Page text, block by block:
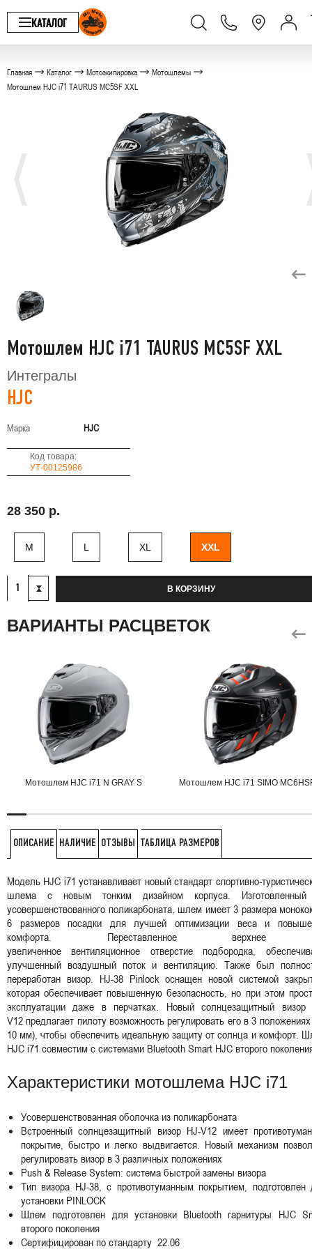
КАТАЛОГ
Главная Каталог Мотоэкипировка
Мотошлемы
Мотошлем HJC i71 TAURUS MC5SF XXL
Мотошлем HJC i71 TAURUS MC5SF XXL
Интегралы
HJC
Марка HJC
Код товара:
УТ-00125986
28 350 р.
M L XL XXL
В КОРЗИНУ
ВАРИАНТЫ РАСЦВЕТОК
Мотошлем HJC i71 N GRAY S Мотошлем HJC i71 SIMO
ОПИСАНИЕ НАЛИЧИЕ ОТЗЫВЫ ТАБЛИЦА РАЗМЕРОВ
Модель HJC i71 устанавливает новый стандарт спортивно-
шлема с новым тонким дизайном корпуса.
усовершенствованного поликарбоната, шлем имеет 3 размера
6 размеров посадки для лучшей оптимизации веса и
комфорта. Переставленное
увеличенное вентиляционное отверстие подбородка,
улучшенный воздушный поток и вентиляцию. Также был
переработан визор. HJ-38 Pinlock оснащен новой системой
которая обеспечивает повышенную безопасность, но при этом
эксплуатации даже в перчатках. Новый солнцезащитный визор
V12 предлагает пилоту возможность регулировать его в 3
10 мм), чтобы обеспечить идеальную защиту от солнца и комфорт.
HJC i71 совместим с системами Bluetooth Smart HJC второго
Характеристики мотошлема HJC i71
Усовершенствованная оболочка из поликарбоната
Встроенный солнцезащитный визор HJ-V12 имеет
покрытие, быстро и легко выдвигается. Новый механизм
регулировать визор в 3 различных положениях
Push & Release System: система быстрой замены визора
Тип визора HJ-38, с противотуманным покрытием, подготовлен
установки PINLOCK
Шлем подготовлен для установки Bluetooth гарнитуры HJC
второго поколения
Сертифицирован по стандарту 22.06